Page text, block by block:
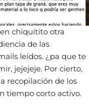
chiquitito otra
de las
leídos. ¿pa que te
jejejeje. Por cierto,
recopilación de los
tiempo corto activo.